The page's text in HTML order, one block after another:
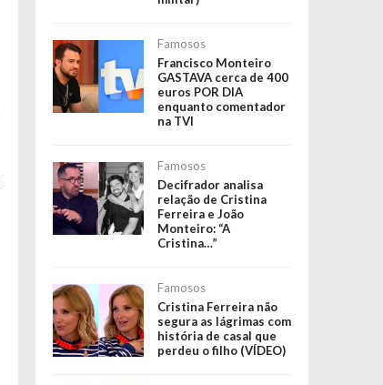
Famosos
Francisco Monteiro
GASTAVA cerca de 400
euros POR DIA
enquanto comentador
na TVI
Famosos
Decifrador analisa
relação de Cristina
Ferreira e João
Monteiro: “A
Cristina…”
Famosos
Cristina Ferreira não
segura as lágrimas com
história de casal que
perdeu o filho (VÍDEO)